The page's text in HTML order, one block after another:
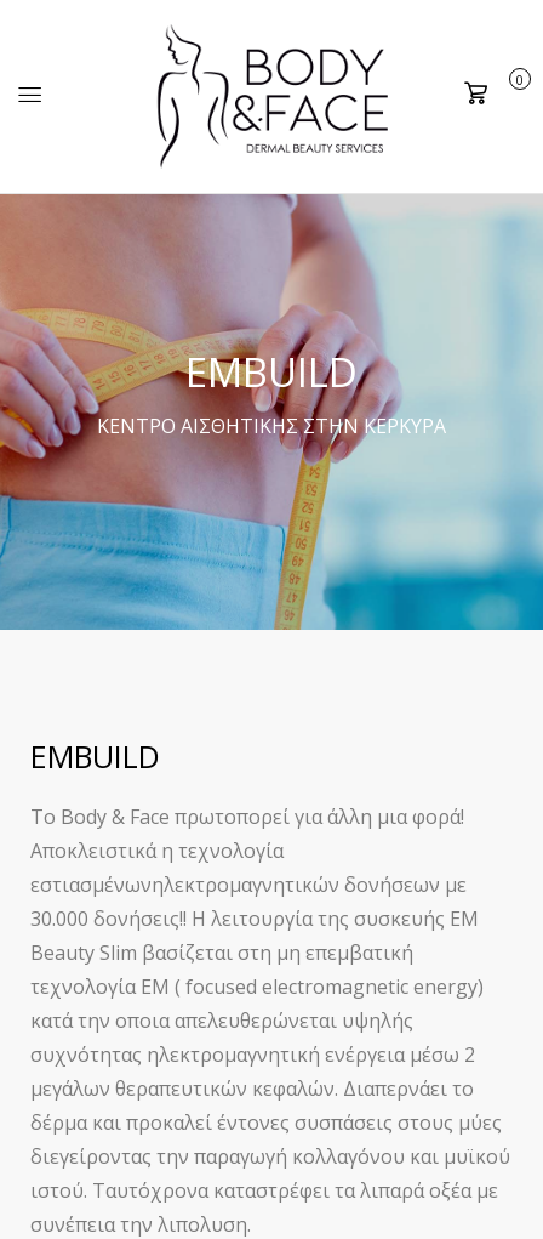
Καλάθι
0
EMBUILD
ΚΕΝΤΡΟ ΑΙΣΘΗΤΙΚΗΣ ΣΤΗΝ ΚΕΡΚΥΡΑ
EMBUILD
Το Body& Face πρωτοπορεί για άλλη μια φορά!
Αποκλειστικά η τεχνολογία
εστιασμένωνηλεκτρομαγνητικών δονήσεων με
30.000 δονήσεις!! Η λειτουργία της συσκευής EM
Beauty Slim βασίζεται στη μη επεμβατική
τεχνολογία EM ( focused electromagneticenergy)
κατά την οποιααπελευθερώνεται υψηλής
συχνότητας ηλεκτρομαγνητική ενέργεια μέσω 2
μεγάλων θεραπευτικών κεφαλών. Διαπερνάει το
δέρμα και προκαλεί έντονες συσπάσεις στους μύες
διεγείροντας την παραγωγή κολλαγόνου και μυϊκού
ιστού. Ταυτόχρονα καταστρέφει τα λιπαρά οξέα με
συνέπεια την λιπολυση.